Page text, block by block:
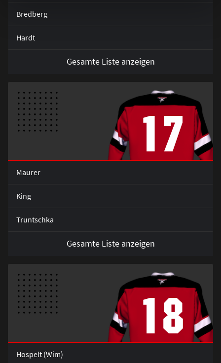
Bredberg
Hardt
Gesamte Liste anzeigen
17
Maurer
King
Truntschka
Gesamte Liste anzeigen
18
Hospelt (Wim)